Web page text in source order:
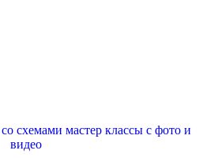
схемами мастер классы с фото и
видео